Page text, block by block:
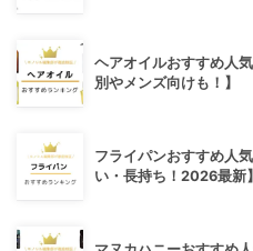
ヘアオイルおすすめ人
別やメンズ向けも！】
フライパンおすすめ人
い・長持ち！2026最新】